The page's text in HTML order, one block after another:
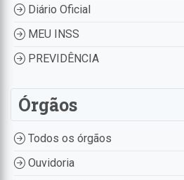
Diário Oficial
MEU INSS
PREVIDÊNCIA
Órgãos
Todos os órgãos
Ouvidoria